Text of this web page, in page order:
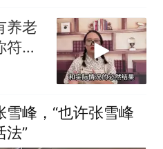
养老
合
峰，“也许张雪峰
法”